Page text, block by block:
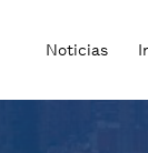
Noticias